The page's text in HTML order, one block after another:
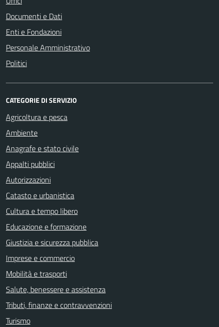
Documenti e Dati
Enti e Fondazioni
Personale Amministrativo
Politici
CATEGORIE DI SERVIZIO
Agricoltura e pesca
Ambiente
Anagrafe e stato civile
Appalti pubblici
Autorizzazioni
Catasto e urbanistica
Cultura e tempo libero
Educazione e formazione
Giustizia e sicurezza pubblica
Imprese e commercio
Mobilità e trasporti
Salute, benessere e assistenza
Tributi, finanze e contravvenzioni
Turismo